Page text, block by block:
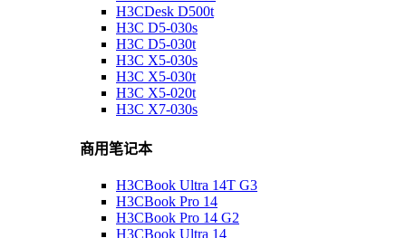
H3CDesk D500t
H3C D5-030s
H3C D5-030t
H3C X5-030s
H3C X5-030t
H3C X5-020t
H3C X7-030s
商用笔记本
H3CBook Ultra 14T G3
H3CBook Pro 14
H3CBook Pro 14 G2
H3CBook Ultra 14